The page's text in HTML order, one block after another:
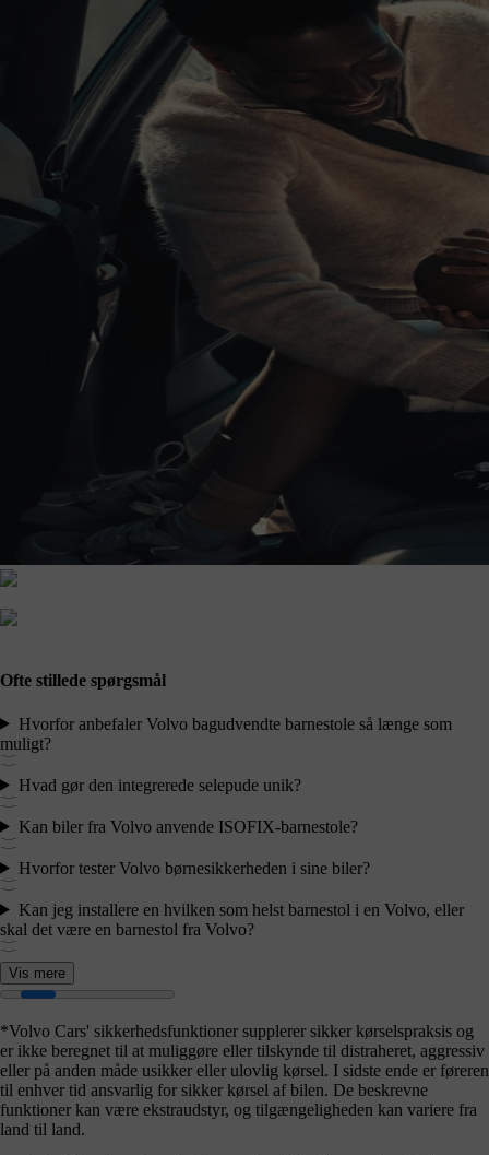
Ofte stillede spørgsmål
Hvorfor anbefaler Volvo bagudvendte barnestole så længe som
muligt?
Hvad gør den integrerede selepude unik?
Kan biler fra Volvo anvende ISOFIX-barnestole?
Hvorfor tester Volvo børnesikkerheden i sine biler?
Kan jeg installere en hvilken som helst barnestol i en Volvo, eller
skal det være en barnestol fra Volvo?
Vis mere
*Volvo Cars' sikkerhedsfunktioner supplerer sikker kørselspraksis og
er ikke beregnet til at muliggøre eller tilskynde til distraheret, aggressiv
eller på anden måde usikker eller ulovlig kørsel. I sidste ende er føreren
til enhver tid ansvarlig for sikker kørsel af bilen. De beskrevne
funktioner kan være ekstraudstyr, og tilgængeligheden kan variere fra
land til land.